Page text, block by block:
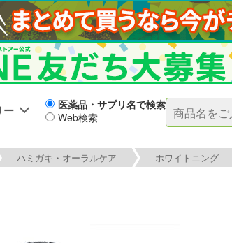
ー
医薬品・サプリ名で検索
Web検索
ハミガキ・オーラルケア ホワイトニング